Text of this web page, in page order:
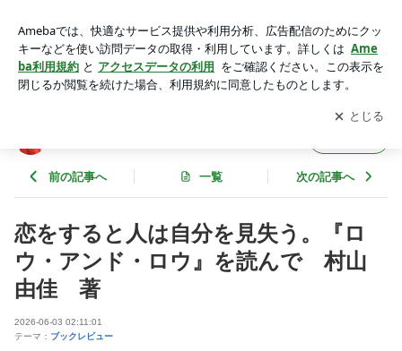
で 村山由佳 著 | 銀座 占い館バランガン@安村セモデラック
アプリをダウンロードして ブログの更新通知
を受け取りまし
ょう。
開く
前の記事へ 一覧 次の記事へ
恋をすると人は自分を見失う。『ロ
ウ・アンド・ロウ』を読んで 村山
由佳 著
2026-06-03 02:11:01
テーマ： ブックレビュー